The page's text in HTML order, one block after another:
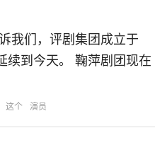
我们，评剧集团成立于
续到今天。 鞠萍剧团现在
这个 演员